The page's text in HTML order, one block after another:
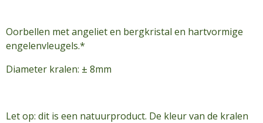
Oorbellen met angeliet en bergkristal en hartvormige
engelenvleugels.*
Diameter kralen: ± 8mm
Let op: dit is een natuurproduct. De kleur van de kralen